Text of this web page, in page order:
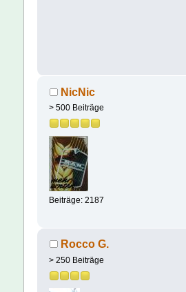
NicNic
> 500 Beiträge
Beiträge: 2187
Rocco G.
> 250 Beiträge